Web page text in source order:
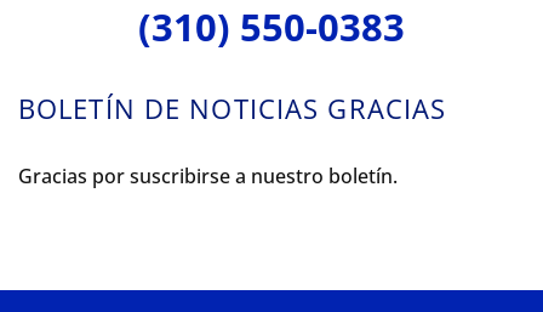
(310) 550-0383
BOLETÍN DE NOTICIAS GRACIAS
Gracias por suscribirse a nuestro boletín.